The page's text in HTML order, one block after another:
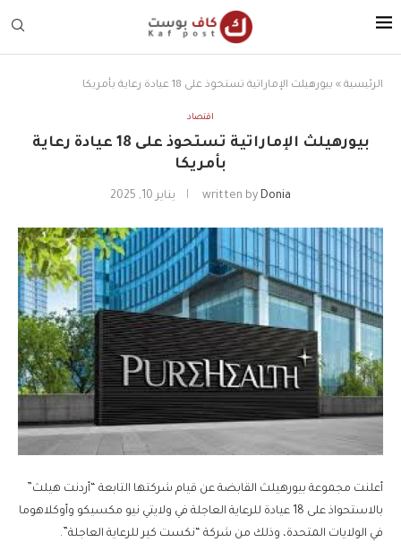
الرئيسية » بيورهيلث الإماراتية تستحوذ على 18 عيادة رعاية بأمريكا
اقتصاد
بيورهيلث الإماراتية تستحوذ على 18 عيادة رعاية
بأمريكا
written by Donia يناير 10, 2025
أعلنت مجموعة بيورهيلث القابضة عن قيام شركتها التابعة “أردنت هيلث”
بالاستحواذ على 18 عيادة للرعاية العاجلة في ولايتي نيو مكسيكو وأوكلاهوما
في الولايات المتحدة، وذلك من شركة “نكست كير للرعاية العاجلة”.